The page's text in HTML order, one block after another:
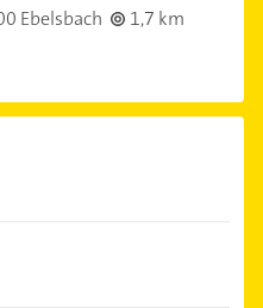
Ebelsbach
1,7 km